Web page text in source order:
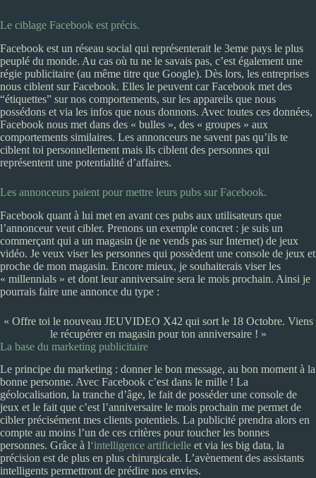
Le ciblage Facebook est précis.
Facebook est un réseau social qui représenterait le 3eme pays le plus
peuplé du monde. Au cas où tu ne le savais pas, c’est également une
régie publicitaire (au même titre que Google). Dès lors, les entreprises
nous ciblent sur Facebook. Elles le peuvent car Facebook met des
“étiquettes” sur nos comportements, sur les appareils que nous
possédons et via les infos que nous donnons. Avec toutes ces données,
Facebook nous met dans des « bulles », des « groupes » aux
comportements similaires. Les annonceurs ne savent pas qu’ils te
ciblent toi personnellement mais ils ciblent des personnes qui
représentent une potentialité d’affaires.
Les annonceurs paient pour mettre leurs pubs sur Facebook.
Facebook quant à lui met en avant ces pubs aux utilisateurs que
l’annonceur veut cibler. Prenons un exemple concret : je suis un
commerçant qui a un magasin (je ne vends pas sur Internet) de jeux
vidéo. Je veux viser les personnes qui possèdent une console de jeux et
proche de mon magasin. Encore mieux, je souhaiterais viser les
« millennials » et dont leur anniversaire sera le mois prochain. Ainsi je
pourrais faire une annonce du type :
« Offre toi le nouveau JEUVIDEO X42 qui sort le 18 Octobre. Viens
le récupérer en magasin pour ton anniversaire ! »
La base du marketing publicitaire
Le principe du marketing : donner le bon message, au bon moment à la
bonne personne. Avec Facebook c’est dans le mille ! La
géolocalisation, la tranche d’âge, le fait de posséder une console de
jeux et le fait que c’est l’anniversaire le mois prochain me permet de
cibler précisément mes clients potentiels. La publicité prendra alors en
compte au moins l’un de ces critères pour toucher les bonnes
personnes. Grâce à l‘intelligence artificielle et via les big data, la
précision est de plus en plus chirurgicale. L’avènement des assistants
intelligents permettront de prédire nos envies.